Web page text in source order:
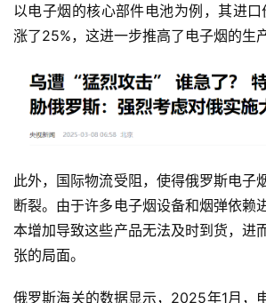
子
烟
讯
电
烟
百
科
一
以电子烟的核心部件电池为例，其进
涨了25%，这进一步推高了电子烟的生
此外，国际物流受阻，使得俄罗斯电子
断裂。由于许多电子烟设备和烟弹依赖
本增加导致这些产品无法及时到货，进
张的局面。
俄罗斯海关的数据显示，2025年1月，